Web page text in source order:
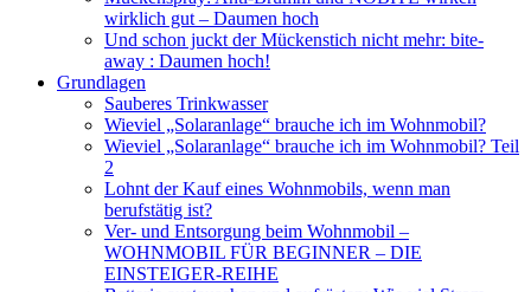
wirklich gut – Daumen hoch
Und schon juckt der Mückenstich nicht mehr: bite-
away : Daumen hoch!
Grundlagen
Sauberes Trinkwasser
Wieviel „Solaranlage“ brauche ich im Wohnmobil?
Wieviel „Solaranlage“ brauche ich im Wohnmobil? Teil
2
Lohnt der Kauf eines Wohnmobils, wenn man
berufstätig ist?
Ver- und Entsorgung beim Wohnmobil –
WOHNMOBIL FÜR BEGINNER – DIE
EINSTEIGER-REIHE